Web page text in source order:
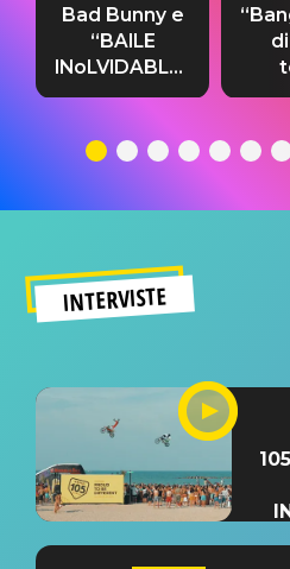
Bad Bunny e
“BAILE
INoLVIDABLE”:
testo,
significato
del
INTERVISTE